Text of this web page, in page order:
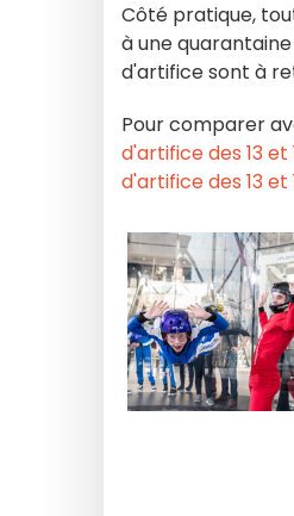
Côté pratique,
à une
d'artifice sont à
Pour comparer
d'artifice des 13
d'artifice des 13 et